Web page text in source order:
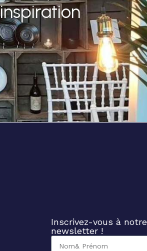
Inscrivez-vous à notre
newsletter !